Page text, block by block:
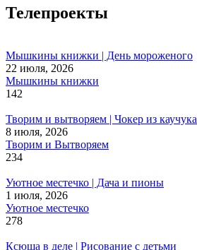
Телепроекты
Мышкины книжки | День мороженого
22 июля, 2026
Мышкины книжки
142
Творим и вытворяем | Чокер из каучука
8 июля, 2026
Творим и Вытворяем
234
Уютное местечко | Дача и пионы
1 июля, 2026
Уютное местечко
278
Ксюша в деле | Рисование с детьми